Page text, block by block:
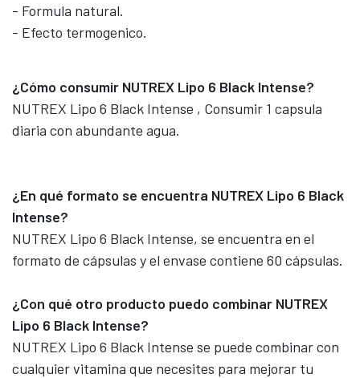
- Formula natural.
- Efecto termogenico.
¿Cómo consumir NUTREX Lipo 6 Black Intense?
NUTREX Lipo 6 Black Intense , Consumir 1 capsula
diaria con abundante agua.
¿En qué formato se encuentra NUTREX Lipo 6 Black
Intense?
NUTREX Lipo 6 Black Intense, se encuentra en el
formato de cápsulas y el envase contiene 60 cápsulas.
¿Con qué otro producto puedo combinar NUTREX
Lipo 6 Black Intense?
NUTREX Lipo 6 Black Intense se puede combinar con
cualquier vitamina que necesites para mejorar tu